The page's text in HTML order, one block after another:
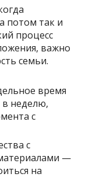
потом так и
процесс
важно
семьи.
время
в неделю,
с
с
—
на